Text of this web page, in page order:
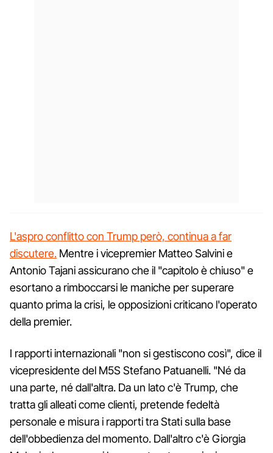
L'aspro conflitto con Trump però, continua a far
discutere. Mentre i vicepremier Matteo Salvini e
Antonio Tajani assicurano che il "capitolo è chiuso" e
esortano a rimboccarsi le maniche per superare
quanto prima la crisi, le opposizioni criticano l'operato
della premier.
I rapporti internazionali "non si gestiscono così", dice il
vicepresidente del M5S Stefano Patuanelli. "Né da
una parte, né dall'altra. Da un lato c'è Trump, che
tratta gli alleati come clienti, pretende fedeltà
personale e misura i rapporti tra Stati sulla base
dell'obbedienza del momento. Dall'altro c'è Giorgia